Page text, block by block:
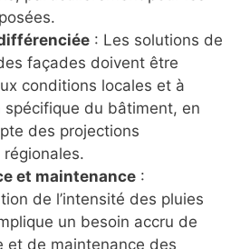
: Les solutions de
façades doivent être
conditions locales et à
spécifique du bâtiment, en
des projections
et maintenance :
de l’intensité des pluies
un besoin accru de
et de maintenance des